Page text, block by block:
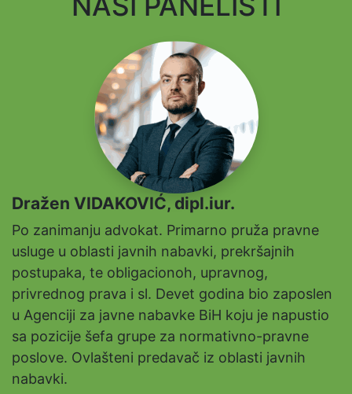
Dražen VIDAKOVIĆ, dipl.iur.
Po zanimanju advokat. Primarno pruža pravne
usluge u oblasti javnih nabavki, prekršajnih
postupaka, te obligacionoh, upravnog,
privrednog prava i sl. Devet godina bio zaposlen
u Agenciji za javne nabavke BiH koju je napustio
sa pozicije šefa grupe za normativno-pravne
poslove. Ovlašteni predavač iz oblasti javnih
nabavki.